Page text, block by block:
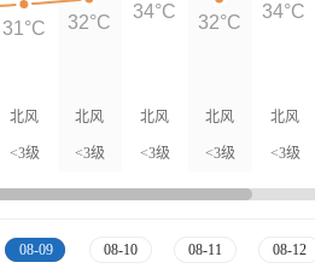
北风
<3级
北风
<3级
北风
<3级
北风
<3级
北风
<3级
31°C 32°C
34°C
32°C
34°C
08-09 08-10 08-11 08-12